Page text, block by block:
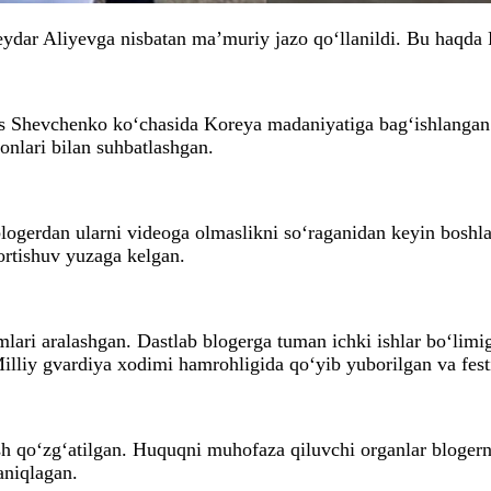
Aliyevga nisbatan ma’muriy jazo qo‘llanildi. Bu
ko‘chasida Koreya madaniyatiga
bilan suhbatlashgan.
ularni videoga olmaslikni so‘raganidan keyin
yuzaga kelgan.
aralashgan. Dastlab blogerga tuman ichki ishlar
gvardiya xodimi hamrohligida qo‘yib yuborilgan va
qo‘zg‘atilgan. Huquqni muhofaza qiluvchi organlar